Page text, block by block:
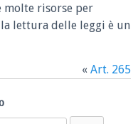
molte risorse per
lettura delle leggi è un
« Art. 265